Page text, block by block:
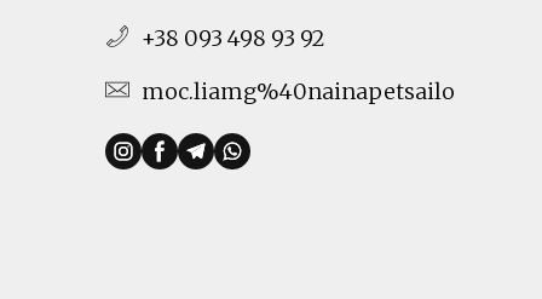
+38 093 498 93 92
moc.liamg%40nainapetsailo